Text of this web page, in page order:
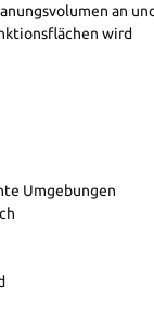
an
wird
Umgebungen